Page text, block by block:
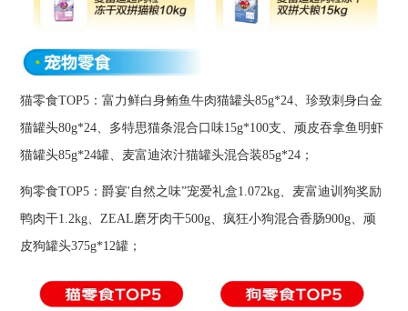
猫零食TOP5：富力鲜白身鲔鱼牛肉猫罐头85g*24、珍致刺身白金
猫罐头80g*24、多特思猫条混合口味15g*100支、顽皮吞拿鱼明虾
猫罐头85g*24罐、麦富迪浓汁猫罐头混合装85g*24；
狗零食TOP5：爵宴'自然之味”宠爱礼盒1.072kg、麦富迪训狗奖励
鸭肉干1.2kg、ZEAL磨牙肉干500g、疯狂小狗混合香肠900g、顽
皮狗罐头375g*12罐；